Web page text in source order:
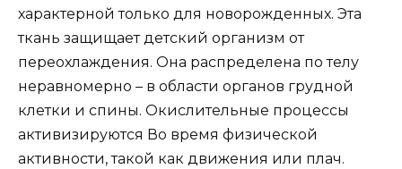
характерной только для новорожденных. Эта
ткань защищает детский организм от
переохлаждения. Она распределена по телу
неравномерно – в области органов грудной
клетки и спины. Окислительные процессы
активизируются Во время физической
активности, такой как движения или плач.